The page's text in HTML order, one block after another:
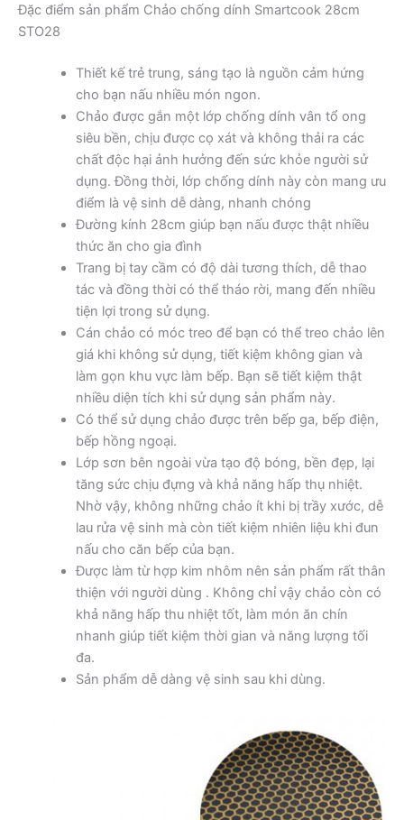
Đặc điểm sản phẩm Chảo chống dính Smartcook 28cm
STO28
Thiết kế trẻ trung, sáng tạo là nguồn cảm hứng
cho bạn nấu nhiều món ngon.
Chảo được gắn một lớp chống dính vân tổ ong
siêu bền, chịu được cọ xát và không thải ra các
chất độc hại ảnh hưởng đến sức khỏe người sử
dụng. Đồng thời, lớp chống dính này còn mang ưu
điểm là vệ sinh dễ dàng, nhanh chóng
Đường kính 28cm giúp bạn nấu được thật nhiều
thức ăn cho gia đình
Trang bị tay cầm có độ dài tương thích, dễ thao
tác và đồng thời có thể tháo rời, mang đến nhiều
tiện lợi trong sử dụng.
Cán chảo có móc treo để bạn có thể treo chảo lên
giá khi không sử dụng, tiết kiệm không gian và
làm gọn khu vực làm bếp. Bạn sẽ tiết kiệm thật
nhiều diện tích khi sử dụng sản phẩm này.
Có thể sử dụng chảo được trên bếp ga, bếp điện,
bếp hồng ngoại.
Lớp sơn bên ngoài vừa tạo độ bóng, bền đẹp, lại
tăng sức chịu đựng và khả năng hấp thụ nhiệt.
Nhờ vậy, không những chảo ít khi bị trầy xước, dễ
lau rửa vệ sinh mà còn tiết kiệm nhiên liệu khi đun
nấu cho căn bếp của bạn.
Được làm từ hợp kim nhôm nên sản phẩm rất thân
thiện với người dùng . Không chỉ vậy chảo còn có
khả năng hấp thu nhiệt tốt, làm món ăn chín
nhanh giúp tiết kiệm thời gian và năng lượng tối
đa.
Sản phẩm dễ dàng vệ sinh sau khi dùng.